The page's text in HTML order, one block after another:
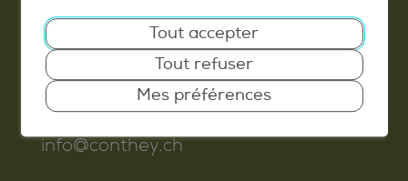
Commune de Conthey
Route de Savoie 54
1975 St-Séverin
T. 027 345 45 45
info@conthey.ch
Tout accepter
Tout refuser
Mes préférences